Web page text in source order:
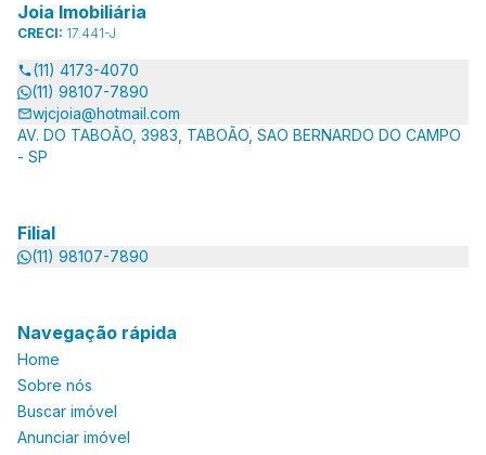
Joia Imobiliária
CRECI: 17.441-J
(11) 4173-4070
(11) 98107-7890
wjcjoia@hotmail.com
AV. DO TABOÃO, 3983, TABOÃO, SAO BERNARDO DO CAMPO
- SP
Filial
(11) 98107-7890
Navegação rápida
Home
Sobre nós
Buscar imóvel
Anunciar imóvel